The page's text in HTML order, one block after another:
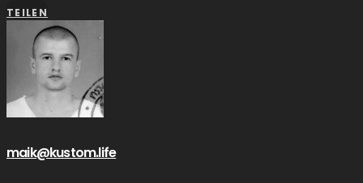
TEILEN
maik@kustom.life